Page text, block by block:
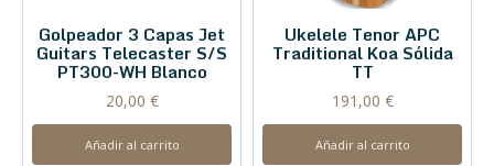
Golpeador 3 Capas Jet
Guitars Telecaster S/S
PT300-WH Blanco
20,00 €
Añadir al carrito
Ukelele Tenor APC
Traditional Koa Sólida
TT
191,00 €
Añadir al carrito